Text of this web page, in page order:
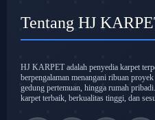
Tentang HJ
HJ KARPET adalah penyedia karpet
berpengalaman menangani ribuan
gedung pertemuan, hingga rumah
karpet terbaik, berkualitas tinggi, dan